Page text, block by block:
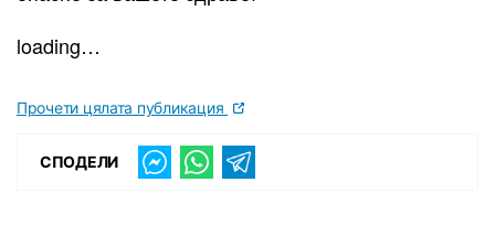
loading…
Прочети цялата публикация
СПОДЕЛИ